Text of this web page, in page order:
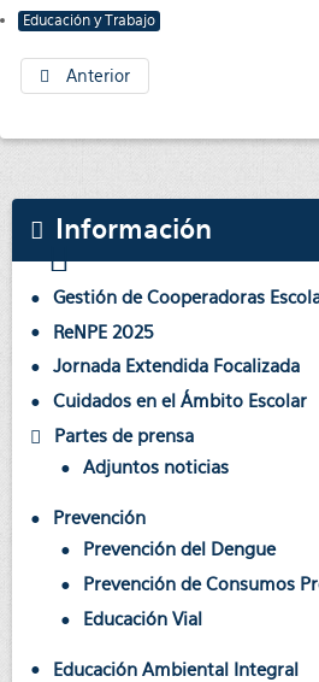
Educación y Trabajo
Anterior
Información
Gestión de Cooperadoras
ReNPE 2025
Jornada Extendida Focalizada
Cuidados en el Ámbito Escolar
Partes de prensa
Adjuntos noticias
Prevención
Prevención del Dengue
Prevención de Consumos
Educación Vial
Educación Ambiental Integral